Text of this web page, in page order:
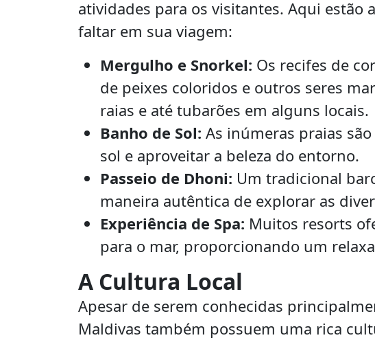
atividades para os visitantes. Aqui
faltar em sua viagem:
Mergulho e Snorkel: Os recifes de
de peixes coloridos e outros seres
raias e até tubarões em alguns locais.
Banho de Sol: As inúmeras praias
sol e aproveitar a beleza do entorno.
Passeio de Dhoni: Um tradicional
maneira autêntica de explorar as
Experiência de Spa: Muitos resorts
para o mar, proporcionando um
A Cultura Local
Apesar de serem conhecidas
Maldivas também possuem uma rica